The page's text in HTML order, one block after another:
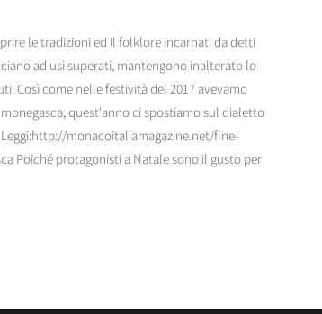
le tradizioni ed il folklore incarnati da detti
ad usi superati, mantengono inalterato lo
Così come nelle festività del 2017 avevamo
quest'anno ci spostiamo sul dialetto
monacoitaliamagazine.net/fine-
Poiché protagonisti a Natale sono il gusto per